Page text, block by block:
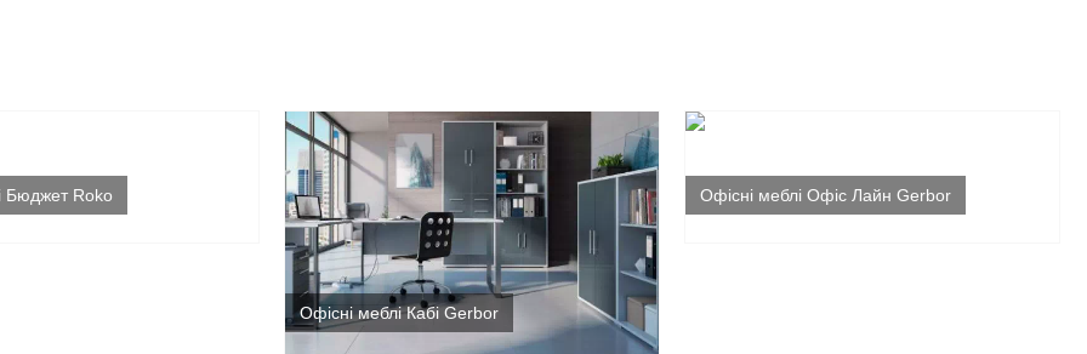
Бюджет Roko
Офісні меблі Кабі Gerbor
Офісні меблі Офіс Лайн Gerbor